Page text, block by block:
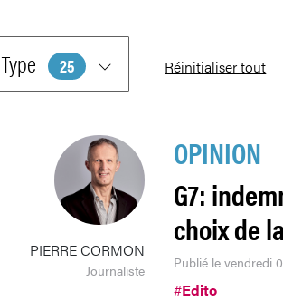
Type 25 Réinitialiser tout
PIERRE CORMON
Journaliste
OPINION
G7:
choix de
Publié le vendredi
#Edito